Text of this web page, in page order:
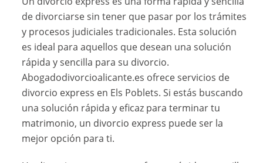
de divorciarse sin tener que pasar por los trámites
y procesos judiciales tradicionales. Esta solución
es ideal para aquellos que desean una solución
rápida y sencilla para su divorcio.
Abogadodivorcioalicante.es ofrece servicios de
divorcio express en Els Poblets. Si estás buscando
una solución rápida y eficaz para terminar tu
matrimonio, un divorcio express puede ser la
mejor opción para ti.